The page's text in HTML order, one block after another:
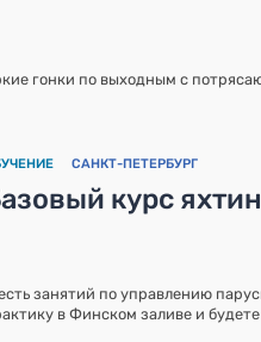
гонки по выходным с
САНКТ-ПЕТЕРБУРГ
курс
занятий по управлению
в Финском заливе и